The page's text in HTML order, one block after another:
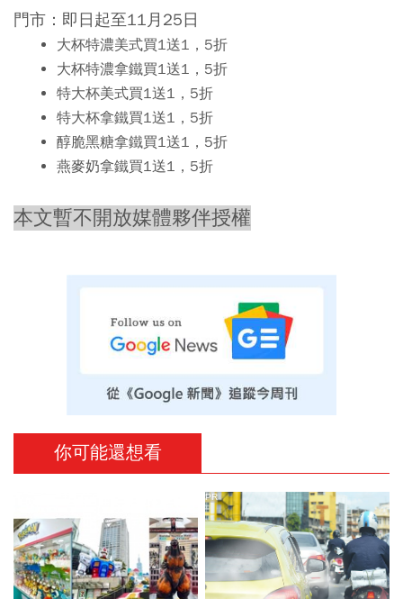
門市：即日起至11月25日
大杯特濃美式買1送1，5折
大杯特濃拿鐵買1送1，5折
特大杯美式買1送1，5折
特大杯拿鐵買1送1，5折
醇脆黑糖拿鐵買1送1，5折
燕麥奶拿鐵買1送1，5折
本文暫不開放媒體夥伴授權
你可能還想看
PR